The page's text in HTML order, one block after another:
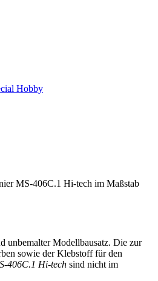
Hobby
MS-406C.1 Hi-tech im Maßstab
unbemalter Modellbausatz. Die zur
sowie der Klebstoff für den
406C.1 Hi-tech sind nicht im